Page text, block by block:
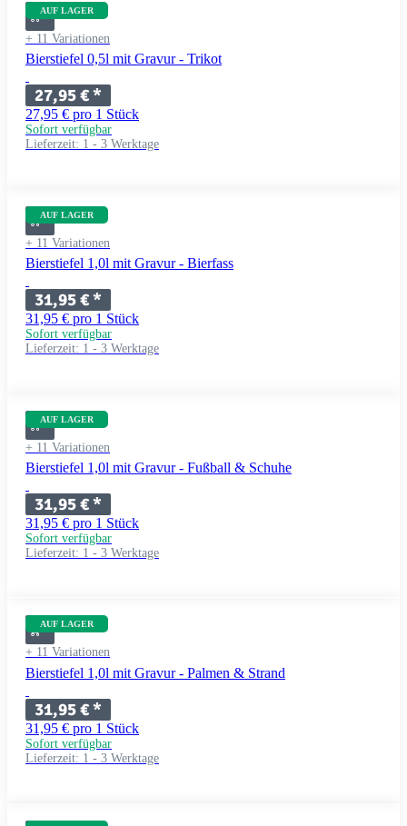
AUF LAGER
+ 11 Variationen
Bierstiefel 0,5l mit Gravur - Trikot
27,95 €*
27,95 € pro 1 Stück
Sofort verfügbar
Lieferzeit: 1 - 3 Werktage
AUF LAGER
+ 11 Variationen
Bierstiefel 1,0l mit Gravur - Bierfass
31,95 €*
31,95 € pro 1 Stück
Sofort verfügbar
Lieferzeit: 1 - 3 Werktage
AUF LAGER
+ 11 Variationen
Bierstiefel 1,0l mit Gravur - Fußball & Schuhe
31,95 €*
31,95 € pro 1 Stück
Sofort verfügbar
Lieferzeit: 1 - 3 Werktage
AUF LAGER
+ 11 Variationen
Bierstiefel 1,0l mit Gravur - Palmen & Strand
31,95 €*
31,95 € pro 1 Stück
Sofort verfügbar
Lieferzeit: 1 - 3 Werktage